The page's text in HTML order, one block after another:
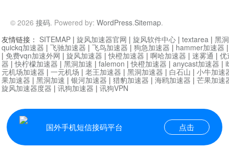
© 2026 接码. Powered by: WordPress.Sitemap.
国外手机短信接码平台 点击
友情链接： SITEMAP | 旋风加速器官网 | 旋风软件中心 | textarea | 黑
quickq加速器 | 飞驰加速器 | 飞鸟加速器 | 狗急加速器 | hammer加速器
| 免费vqn加速外网 | 旋风加速器 |快橙加速器 | 啊哈加速器 | 迷雾通 | 优
器 |快柠檬加速器 | 黑洞加速 | falemon |快橙加速器 | anycast加速器 |
元机场加速器 | 一元机场 | 老王加速器 | 黑洞加速器 | 白石山 | 小牛加速
果加速器 | 黑洞加速 | 银河加速器 | 猎豹加速器 | 海鸥加速器 | 芒果加速
旋风加速器度器 | 讯狗加速器 | 讯狗VPN